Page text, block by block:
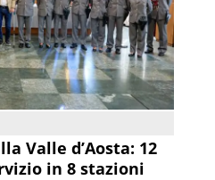
Valle d’Aosta: 12
in 8 stazioni